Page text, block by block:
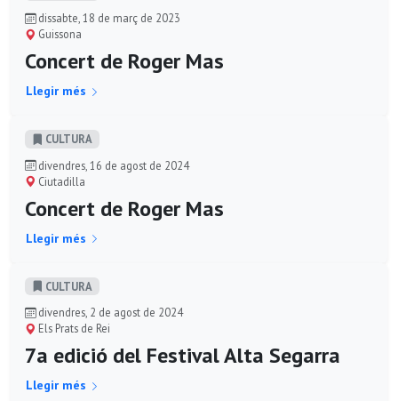
dissabte, 18 de març de 2023
Guissona
Concert de Roger Mas
Llegir més
CULTURA
divendres, 16 de agost de 2024
Ciutadilla
Concert de Roger Mas
Llegir més
CULTURA
divendres, 2 de agost de 2024
Els Prats de Rei
7a edició del Festival Alta Segarra
Llegir més